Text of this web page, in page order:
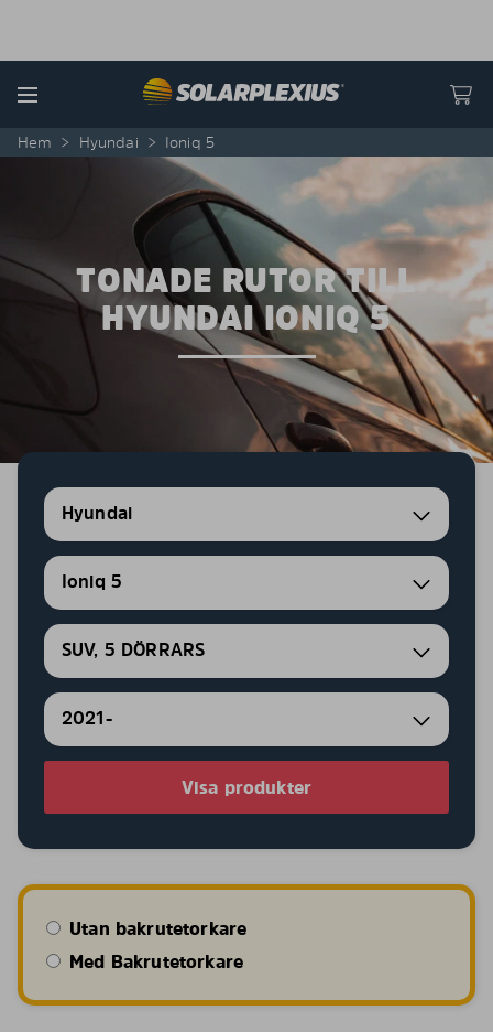
Menu
Hem > Hyundai > Ioniq 5
TONADE RUTOR TILL
HYUNDAI IONIQ 5
Hyundai
Ioniq 5
SUV, 5 DÖRRARS
2021-
Visa produkter
Utan bakrutetorkare
Med Bakrutetorkare